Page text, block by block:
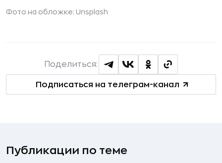
Фото на обложке: Unsplash
Подписаться на телеграм-канал
Поделиться:
Публикации по теме